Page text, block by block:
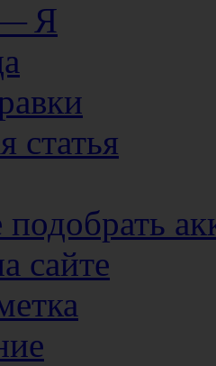
Я
статья
сайте